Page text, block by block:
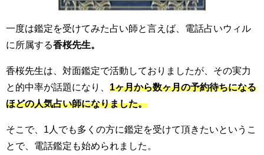
一度は鑑定を受けてみた占い師と言えば、電話占いウィル
に所属する香桜先生。
香桜先生は、対面鑑定で活動しておりましたが、その実力
と的中率が話題になり、 1ヶ月から数ヶ月の予約待ちになる
ほどの人気占い師になりました。
そこで、1人でも多くの方に鑑定を受けて頂きたいというこ
とで、電話鑑定も始められました。